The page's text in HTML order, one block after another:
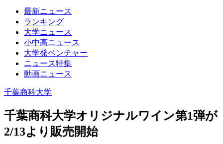
最新ニュース
ランキング
大学ニュース
小中高ニュース
大学発ベンチャー
ニュース特集
動画ニュース
千葉商科大学
千葉商科大学オリジナルワイン第1弾が
2/13より販売開始